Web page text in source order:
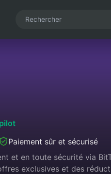
Paiement sûr et sécurisé
et en toute sécurité via
exclusives et des